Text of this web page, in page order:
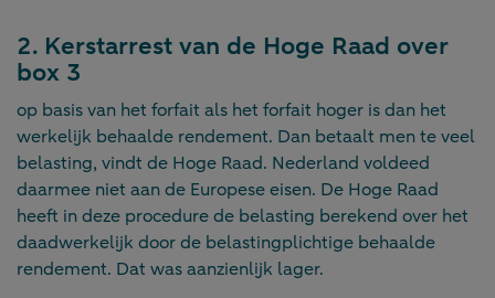
2. Kerstarrest van de Hoge Raad over
box 3
op basis van het forfait als het forfait hoger is dan het
werkelijk behaalde rendement. Dan betaalt men te veel
belasting, vindt de Hoge Raad. Nederland voldeed
daarmee niet aan de Europese eisen. De Hoge Raad
heeft in deze procedure de belasting berekend over het
daadwerkelijk door de belastingplichtige behaalde
rendement. Dat was aanzienlijk lager.